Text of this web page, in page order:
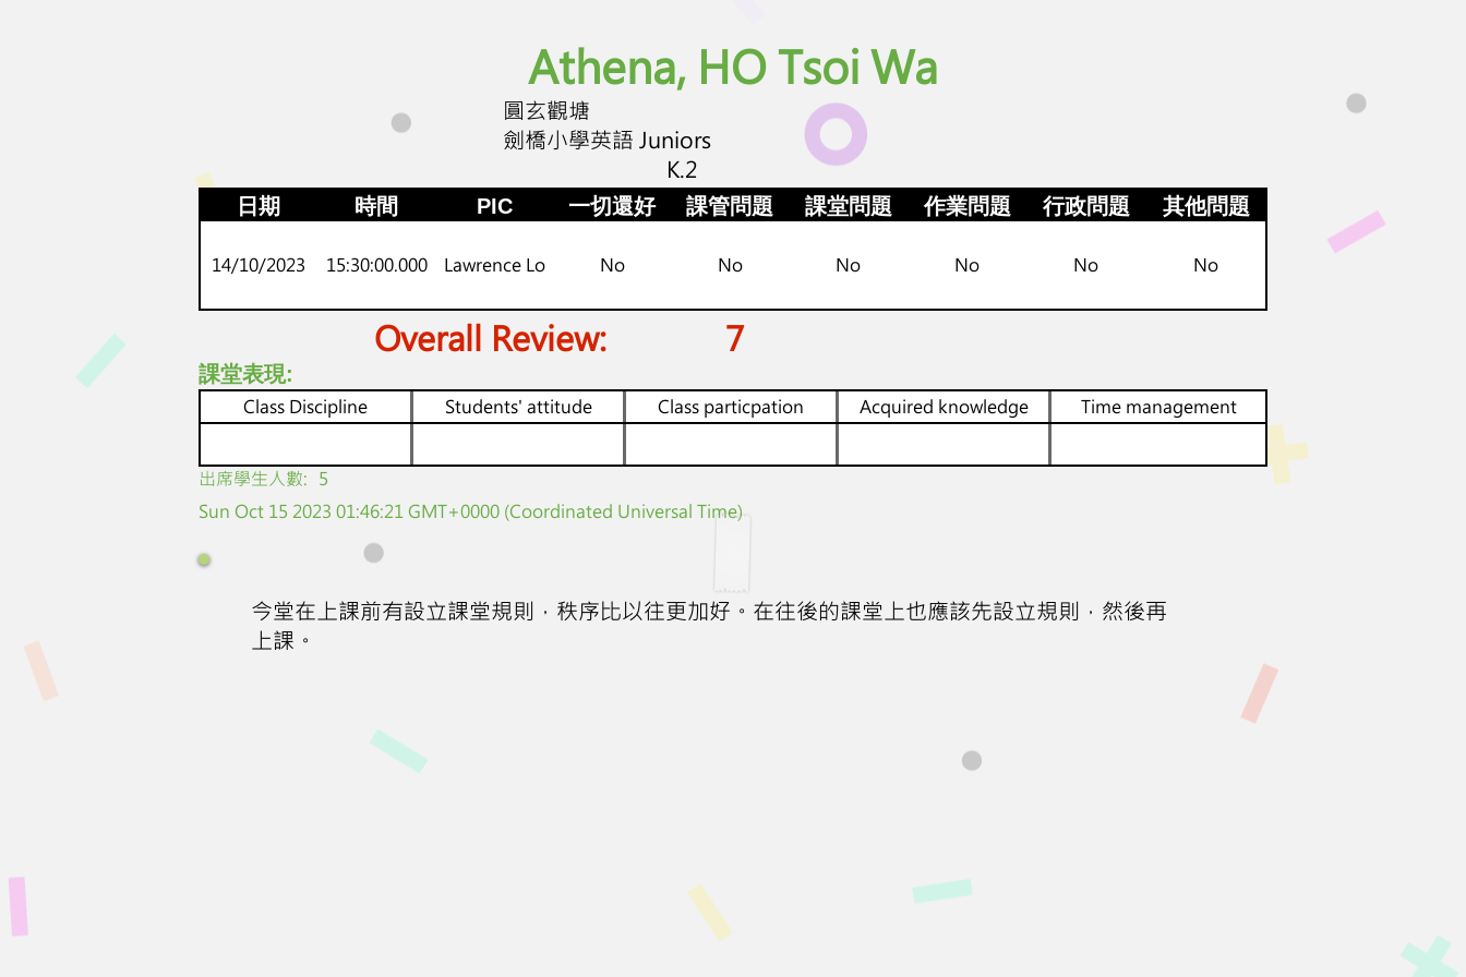
Athena, HO Tsoi Wa
圓玄觀塘
劍橋小學英語 Juniors
K.2
日期 時間 PIC 一切還好 課管問題 課堂問題 作業問題 行政問題 其他問題
14/10/2023 15:30:00.000 Lawrence Lo No No No No No No
7
Overall Review:
課堂表現:
Class Discipline Students' attitude Class particpation Acquired knowledge Time management
​出席學生人數: 5
Sun Oct 15 2023 01:46:21 GMT+0000 (Coordinated Universal Time)
今堂在上課前有設立課堂規則，秩序比以往更加好。在往後的課堂上也應該先設立規則，然後再
上課。